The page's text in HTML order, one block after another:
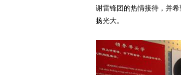
谢雷锋团的热情接待，并
扬光大。